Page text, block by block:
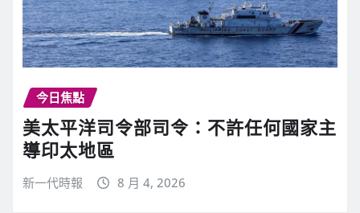
今日焦點
美太平洋司令部司令：不許任何國家主
導印太地區
新一代時報 8 月 4, 2026